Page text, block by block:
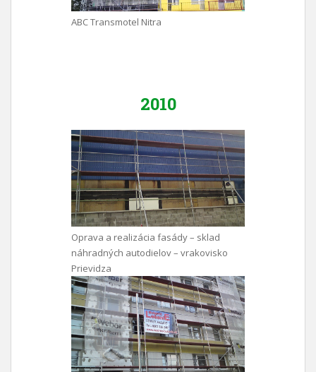
ABC Transmotel Nitra
2010
Oprava a realizácia fasády – sklad
náhradných autodielov – vrakovisko
Prievidza